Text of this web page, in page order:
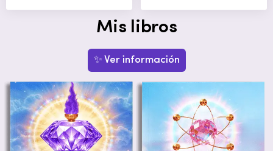
Mis libros
✨ Ver información